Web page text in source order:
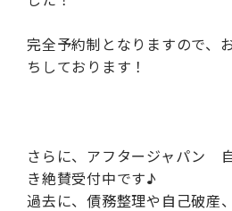
完全予約制となりますので、
ちしております！
さらに、アフタージャパン
き絶賛受付中です♪
過去に、債務整理や自己破産